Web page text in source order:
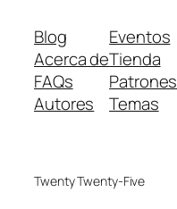
Blog
Acerca de
FAQs
Autores
Eventos
Tienda
Patrones
Temas
Twenty Twenty-Five